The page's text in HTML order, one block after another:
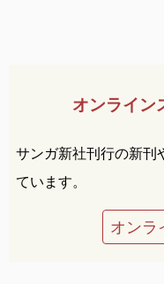
オンライン
サンガ新社刊行の新刊
ています。
オンラ